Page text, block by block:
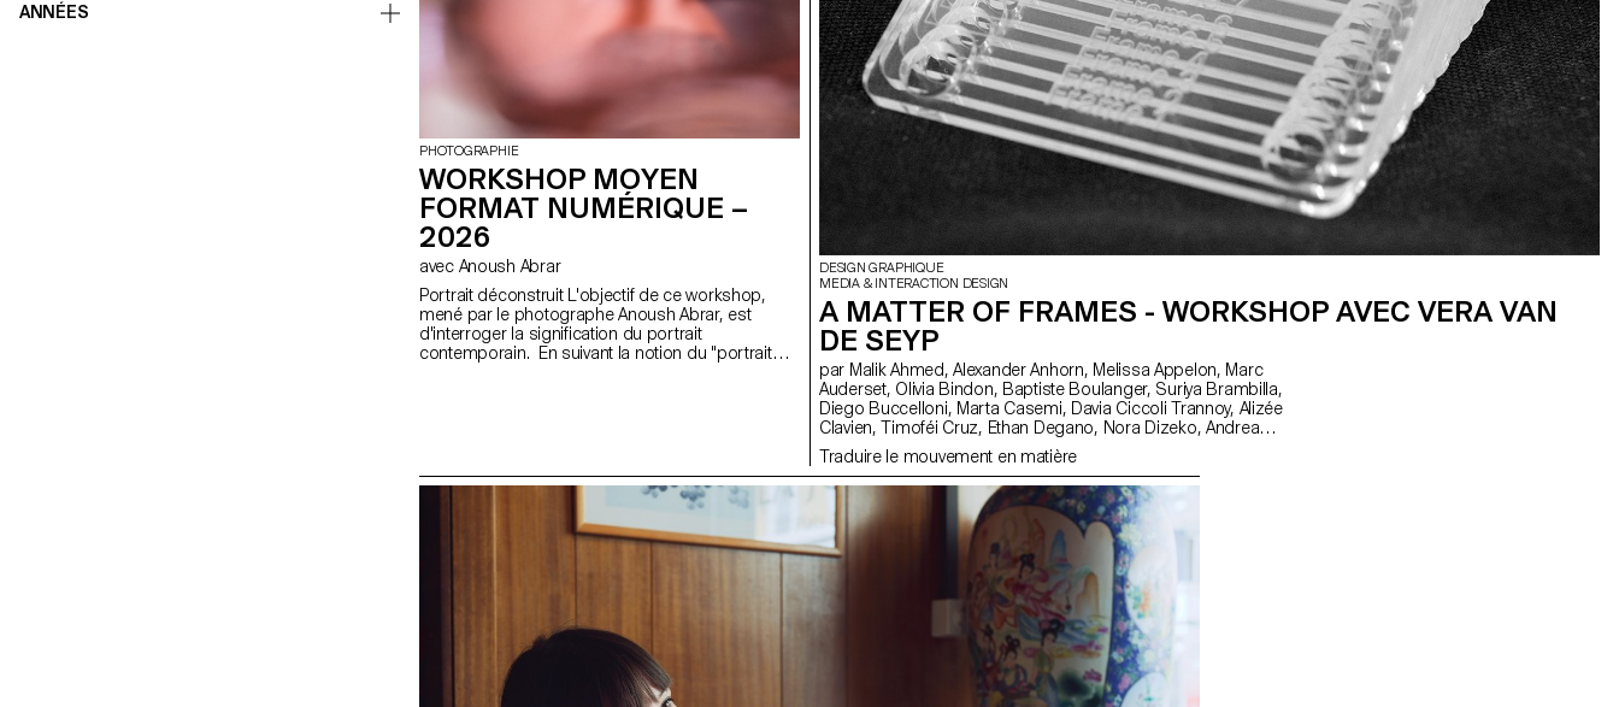
ANNÉES
PHOTOGRAPHIE
WORKSHOP MOYEN
FORMAT NUMÉRIQUE –
2026
avec Anoush Abrar
Portrait déconstruit L'objectif de ce workshop,
mené par le photographe Anoush Abrar, est
d'interroger la signification du portrait
contemporain. En suivant la notion du "portrait
DESIGN GRAPHIQUE
MEDIA & INTERACTION DESIGN
A MATTER OF FRAMES - WORKSHOP AVEC VERA VAN
DE SEYP
par Malik Ahmed, Alexander Anhorn, Melissa Appelon, Marc
Auderset, Olivia Bindon, Baptiste Boulanger, Suriya Brambilla,
Diego Buccelloni, Marta Casemi, Davia Ciccoli Trannoy, Alizée
Clavien, Timoféi Cruz, Ethan Degano, Nora Dizeko, Andrea
Domínguez Formet, Mathias Dugenne, Mathias Gelin, Tanguy
Genier, Lila Gomez Gaillet, Juliana Granato, Xenia Grange,
Bérangère Gremion, Helena Hell, Rocio Hernandez, Salomé
Pardo Pariente, Zachary Ramelet, Gabrielle Richard, Théo Rizzo,
Alessia Rollini, Malcolm Semedo Barreto, Anastassia Siebold,
Philippe Strässle Zuniga, Baptiste Sultana, Luna Tavernier, Margaux
Traduire le mouvement en matière